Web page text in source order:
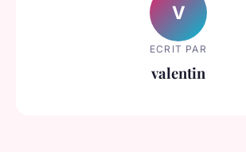
V
ECRIT PAR
valentin